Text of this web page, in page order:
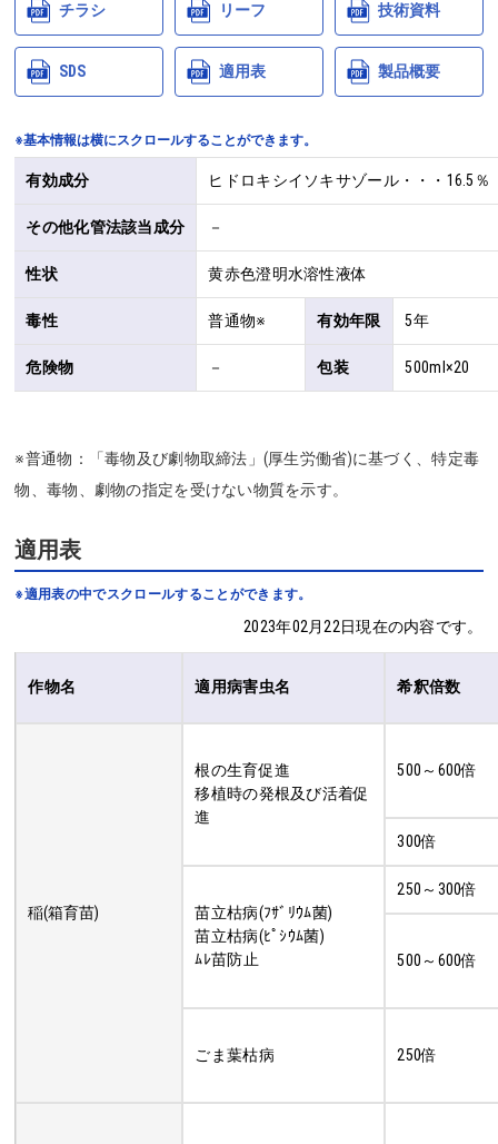
チラシ リーフ 技術資料
SDS 適用表 製品概要
※基本情報は横にスクロールすることができます。
有効成分 ヒドロキシイソキサゾール・・・16.5％
その他化管法該当成分 －
性状 黄赤色澄明水溶性液体
毒性 普通物※ 有効年限 5年
危険物 － 包装 500ml×20
※普通物：「毒物及び劇物取締法」(厚生労働省)に基づく、特定毒
物、毒物、劇物の指定を受けない物質を示す。
適用表
※適用表の中でスクロールすることができます。
2023年02月22日現在の内容です。
作物名 適用病害虫名 希釈倍数
稲(箱育苗)
根の生育促進
移植時の発根及び活着促
進
500～600倍
300倍
苗立枯病(ﾌｻﾞﾘｳﾑ菌)
苗立枯病(ﾋﾟｼｳﾑ菌)
ﾑﾚ苗防止
250～300倍
500～600倍
ごま葉枯病 250倍